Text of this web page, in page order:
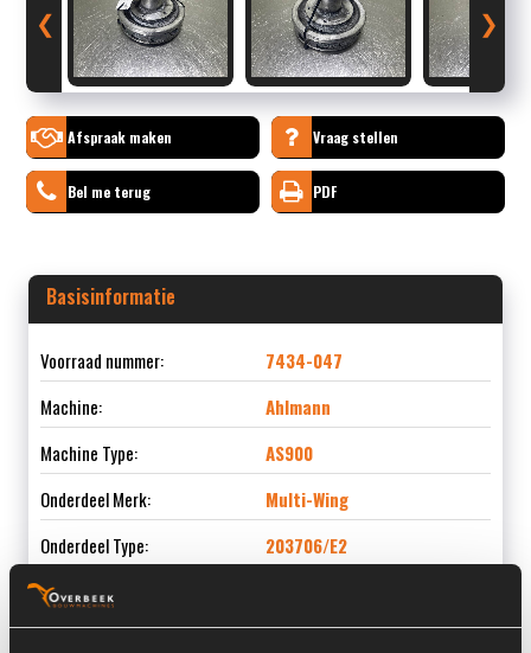
❮ ❯
Afspraak maken Vraag stellen
Bel me terug PDF
Basisinformatie
Voorraad nummer:
7434-047
Machine:
Ahlmann
Machine Type:
AS900
Onderdeel Merk:
Multi-Wing
Onderdeel Type:
203706/E2